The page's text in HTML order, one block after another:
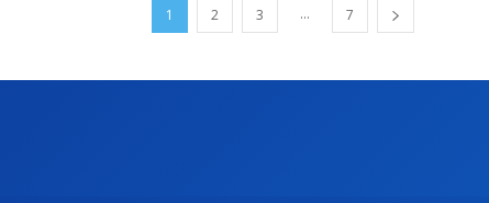
1 2 3 ... 7